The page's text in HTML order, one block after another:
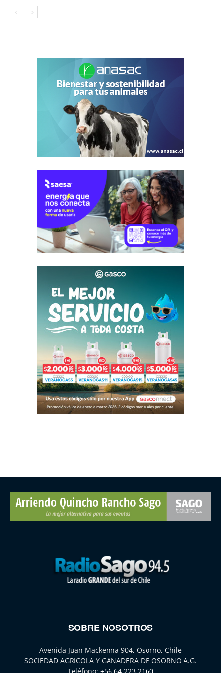
SOBRE NOSOTROS
Avenida Juan Mackenna 904, Osorno, Chile
SOCIEDAD AGRICOLA Y GANADERA DE OSORNO A.G.
Teléfono: +56 64 223 2160